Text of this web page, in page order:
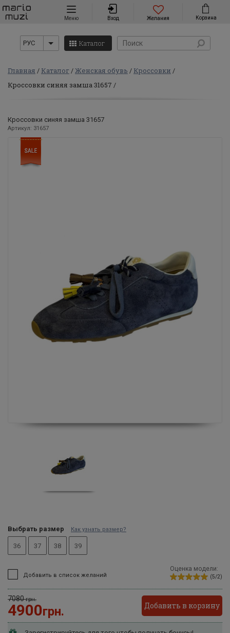
Навигация
Меню Вход Желания Корзина
РУС Каталог
Главная Каталог Женская обувь
Кроссовки
Кроссовки синяя замша 31657
Кроссовки синяя замша 31657
Артикул: 31657
Выбрать размер Как узнать размер?
36 37 38 39
Добавить в список желаний
Оценка модели:
(5/2)
7080грн.
4900грн. Добавить в корзину